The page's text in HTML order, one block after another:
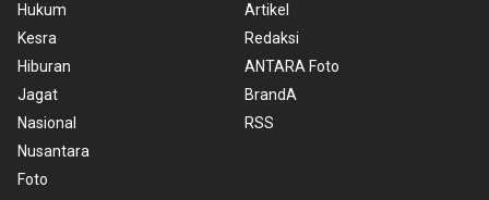
Hukum
Kesra
Hiburan
Jagat
Nasional
Nusantara
Foto
Artikel
Redaksi
ANTARA Foto
BrandA
RSS